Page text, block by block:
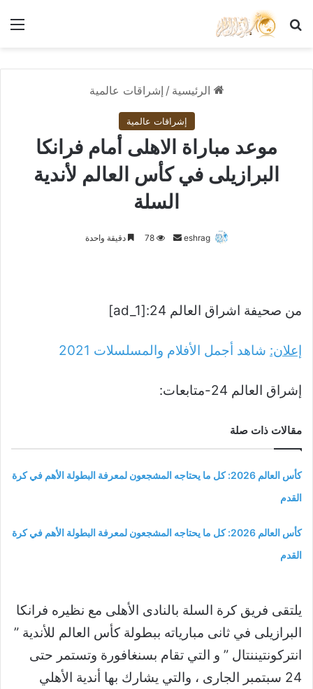
بحث عن
الرئيسية / إشراقات عالمية
إشراقات عالمية
موعد مباراة الاهلى أمام فرانكا
البرازيلى في كأس العالم لأندية
السلة
eshrag
أرسل78 دقيقة واحدة
من صحيفة اشراق العالم 24:[ad_1]
إعلان: شاهد أجمل الأفلام والمسلسلات 2021
إشراق العالم 24-متابعات:
مقالات ذات صلة
كأس العالم 2026: كل ما يحتاجه المشجعون لمعرفة البطولة الأهم في كرة
القدم
كأس العالم 2026: كل ما يحتاجه المشجعون لمعرفة البطولة الأهم في كرة
القدم
يلتقى فريق كرة السلة بالنادى الأهلى مع نظيره فرانكا
البرازيلى في ثانى مبارياته ببطولة كأس العالم للأندية ”
انتركونتيننتال ” و التي تقام بسنغافورة وتستمر حتى
24 سبتمبر الجارى ، والتي يشارك بها أندية الأهلي